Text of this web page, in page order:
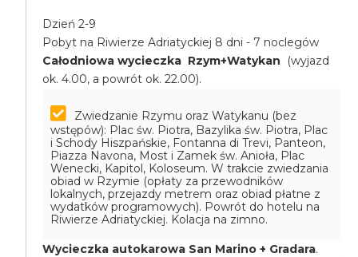
Dzień 2-9
Pobyt na Riwierze Adriatyckiej 8 dni - 7 noclegów
Całodniowa wycieczka Rzym+Watykan (wyjazd
ok. 4.00, a powrót ok. 22.00).
Zwiedzanie Rzymu oraz Watykanu (bez
wstępów): Plac św. Piotra, Bazylika św. Piotra, Plac
i Schody Hiszpańskie, Fontanna di Trevi, Panteon,
Piazza Navona, Most i Zamek św. Anioła, Plac
Wenecki, Kapitol, Koloseum. W trakcie zwiedzania
obiad w Rzymie (opłaty za przewodników
lokalnych, przejazdy metrem oraz obiad płatne z
wydatków programowych). Powrót do hotelu na
Riwierze Adriatyckiej. Kolacja na zimno.
Wycieczka autokarowa San Marino + Gradara.